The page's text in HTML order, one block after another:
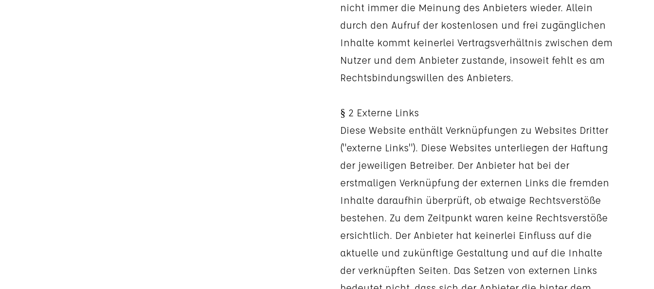
nicht immer die Meinung des Anbieters wieder. Allein
durch den Aufruf der kostenlosen und frei zugänglichen
Inhalte kommt keinerlei Vertragsverhältnis zwischen dem
Nutzer und dem Anbieter zustande, insoweit fehlt es am
Rechtsbindungswillen des Anbieters.
§ 2 Externe Links
Diese Website enthält Verknüpfungen zu Websites Dritter
("externe Links"). Diese Websites unterliegen der Haftung
der jeweiligen Betreiber. Der Anbieter hat bei der
erstmaligen Verknüpfung der externen Links die fremden
Inhalte daraufhin überprüft, ob etwaige Rechtsverstöße
bestehen. Zu dem Zeitpunkt waren keine Rechtsverstöße
ersichtlich. Der Anbieter hat keinerlei Einfluss auf die
aktuelle und zukünftige Gestaltung und auf die Inhalte
der verknüpften Seiten. Das Setzen von externen Links